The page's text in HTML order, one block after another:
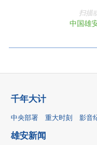
扫描
中国雄
千年大计
中央部署 重大时刻 影音
雄安新闻